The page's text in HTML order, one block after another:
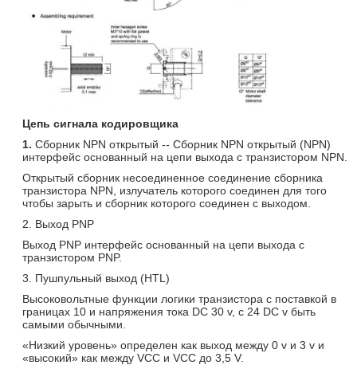
Цепь сигнала кодировщика
1. Сборник NPN открытый -- Сборник NPN открытый (NPN)
интерфейс основанный на цепи выхода с транзистором NPN.
Открытый сборник несоединенное соединение сборника
транзистора NPN, излучатель которого соединен для того
чтобы зарыть и сборник которого соединен с выходом.
2. Выход PNP
Выход PNP интерфейс основанный на цепи выхода с
транзистором PNP.
3. Пушпульный выход (HTL)
Высоковольтные функции логики транзистора с поставкой в
границах 10 и напряжения тока DC 30 v, с 24 DC v быть
самыми обычными.
«Низкий уровень» определен как выход между 0 v и 3 v и
«высокий» как между VCC и VCC до 3,5 V.